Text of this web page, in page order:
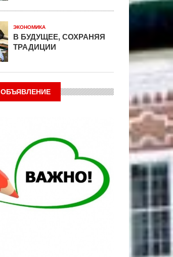
ЭКОНОМИКА
В БУДУЩЕЕ, СОХРАНЯЯ
ТРАДИЦИИ
ОБЪЯВЛЕНИЕ